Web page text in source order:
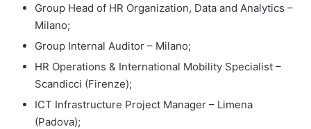
Group Head of HR Organization, Data and Analytics –
Milano;
Group Internal Auditor – Milano;
HR Operations & International Mobility Specialist –
Scandicci (Firenze);
ICT Infrastructure Project Manager – Limena
(Padova);